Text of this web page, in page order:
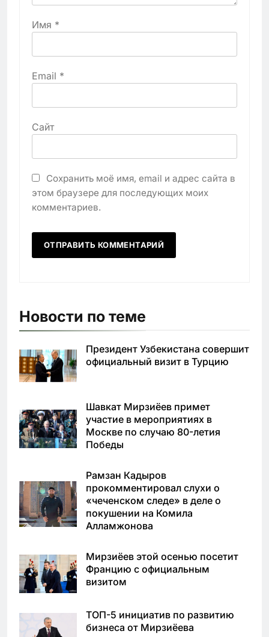
Имя *
Email *
Сайт
Сохранить моё имя, email и адрес сайта в
этом браузере для последующих моих
комментариев.
Новости по теме
Президент Узбекистана совершит
официальный визит в Турцию
Шавкат Мирзиёев примет
участие в мероприятиях в
Москве по случаю 80-летия
Победы
Рамзан Кадыров
прокомментировал слухи о
«чеченском следе» в деле о
покушении на Комила
Алламжонова
Мирзиёев этой осенью посетит
Францию с официальным
визитом
ТОП-5 инициатив по развитию
бизнеса от Мирзиёева